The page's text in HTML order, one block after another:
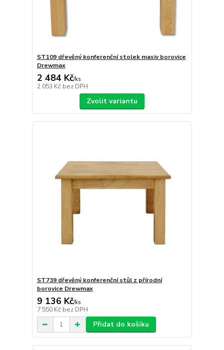
ST109 dřevěný konferenční stolek masiv borovice
Drewmax
2 484 Kč/ks
2 053 Kč bez DPH
Zvolit variantu
ST739 dřevěný konferenční stůl z přírodní
borovice Drewmax
9 136 Kč/ks
7 550 Kč bez DPH
Přidat do košíku